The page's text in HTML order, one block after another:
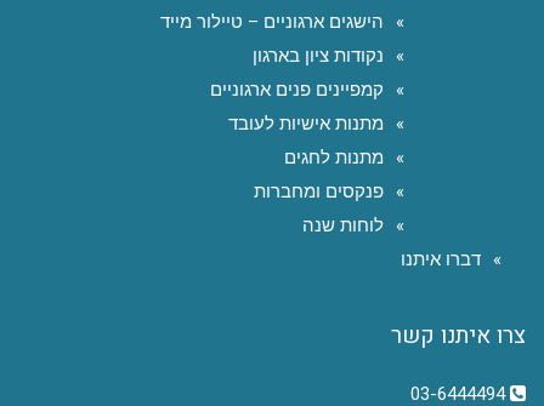
הישגים ארגוניים – טיילור מייד
נקודות ציון בארגון
קמפיינים פנים ארגוניים
מתנות אישיות לעובד
מתנות לחגים
פנקסים ומחברות
לוחות שנה
דברו איתנו
צרו איתנו קשר
03-6444494